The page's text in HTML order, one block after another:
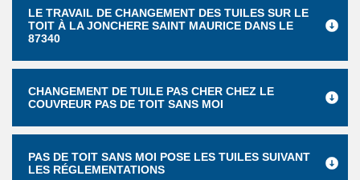
LE TRAVAIL DE CHANGEMENT DES TUILES SUR LE
TOIT À LA JONCHERE SAINT MAURICE DANS LE
87340
CHANGEMENT DE TUILE PAS CHER CHEZ LE
COUVREUR PAS DE TOIT SANS MOI
PAS DE TOIT SANS MOI POSE LES TUILES SUIVANT
LES RÉGLEMENTATIONS